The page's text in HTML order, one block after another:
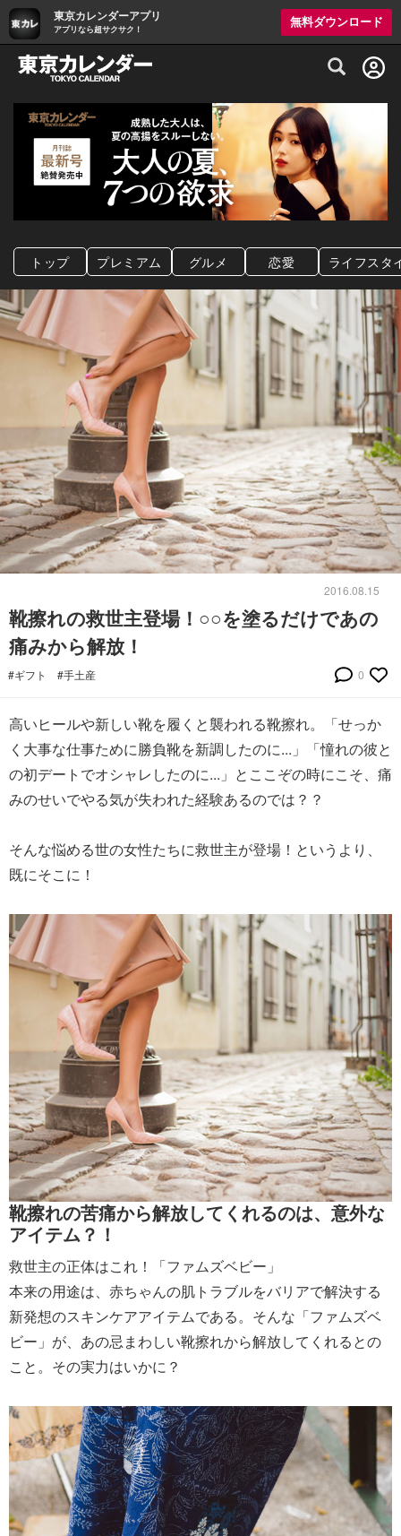
東京カレンダーアプリ
アプリなら超サクサク！
無料ダウンロード
グルメ情報・プレミアムレストラン予約
トップ プレミアム グルメ 恋愛 ライフスタ
2016.08.15
靴擦れの救世主登場！○○を塗るだけであの
痛みから解放！
#ギフト #手土産 0
高いヒールや新しい靴を履くと襲われる靴擦れ。「せっか
く大事な仕事ために勝負靴を新調したのに...」「憧れの彼と
の初デートでオシャレしたのに...」とここぞの時にこそ、痛
みのせいでやる気が失われた経験あるのでは？？
そんな悩める世の女性たちに救世主が登場！というより、
既にそこに！
靴擦れの苦痛から解放してくれるのは、意外な
アイテム？！
救世主の正体はこれ！「ファムズベビー」
本来の用途は、赤ちゃんの肌トラブルをバリアで解決する
新発想のスキンケアアイテムである。そんな「ファムズベ
ビー」が、あの忌まわしい靴擦れから解放してくれるとの
こと。その実力はいかに？